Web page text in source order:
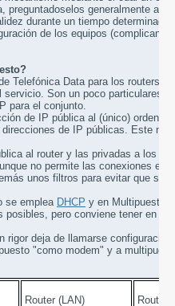
preguntadoselos generalmente al
durante un tiempo
de los equipos
Telefónica Data para los routers
servicio. Son un poco particulares
para el conjunto.
de IP pública al (único)
de IP públicas. Este
al router y las privadas a los
no permite las conexiones
unos filtros para evitar que se
se emplea DHCP y en Multipuesto
posibles, pero conviene tener en
rigor deja de llamarse
"como modem" y a
Router (LAN) Router